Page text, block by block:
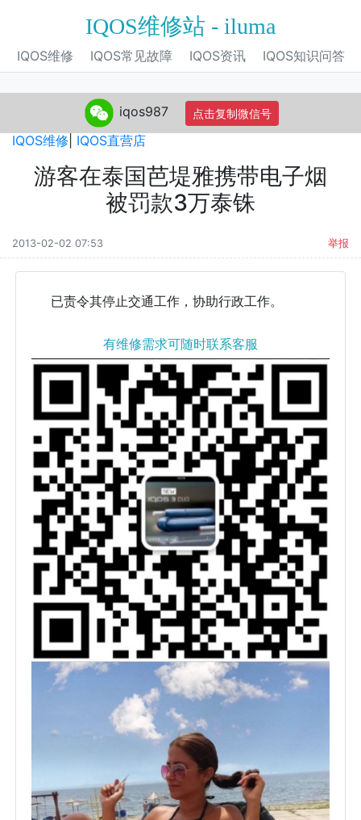
IQOS维修站 - iluma
IQOS维修 IQOS常见故障 IQOS资讯 IQOS知识问答
|IQOS电子烟| IQOS专营店|IQOS自营店
IQOS维修 IQOS直营店
游客在泰国芭堤雅携带电子烟
被罚款3万泰铢
2013-02-02 07:53 举报
已责令其停止交通工作，协助行政工作。
有维修需求可随时联系客服
iqos987 点击复制微信号